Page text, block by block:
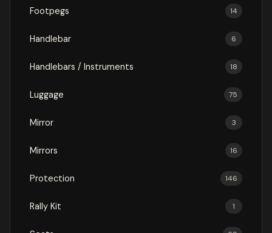
Footpegs 14
Handlebar 6
Handlebars / Instruments 18
Luggage 75
Mirror 3
Mirrors 16
Protection 146
Rally Kit 1